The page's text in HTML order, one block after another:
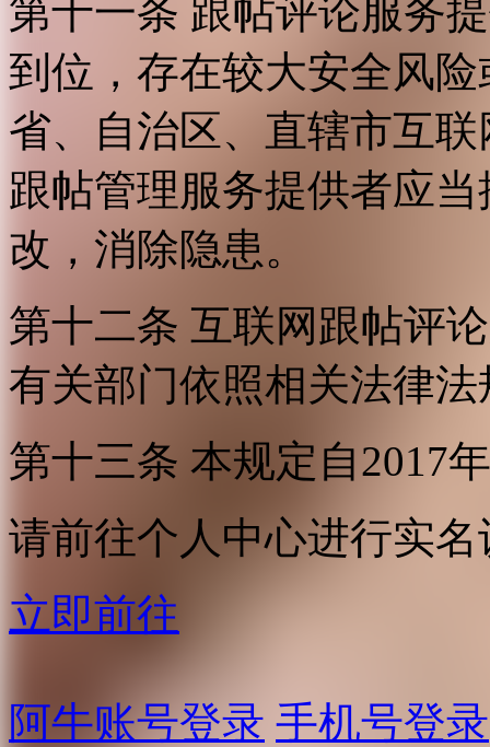
第十一条 跟帖评论服务
到位，存在较大安全风
省、自治区、直辖市互
跟帖管理服务提供者应
改，消除隐患。
第十二条 互联网跟帖评
有关部门依照相关法律
第十三条 本规定自2017
请前往个人中心进行实名
立即前往
阿牛账号登录 手机号登录